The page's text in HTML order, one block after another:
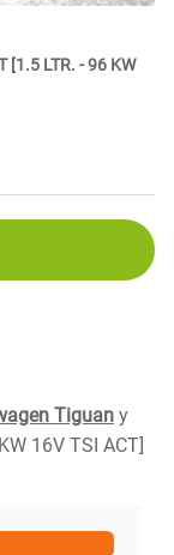
[1.5 LTR. - 96 KW
Tiguan y
16V TSI ACT]